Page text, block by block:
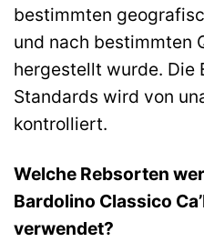
bestimmten
und nach bestimmten
hergestellt wurde. Die
Standards wird von
kontrolliert.
Welche Rebsorten
Bardolino Classico
verwendet?